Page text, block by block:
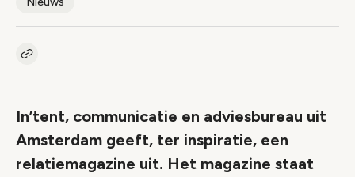
Kopieer link naar artikel
In’tent, communicatie en adviesbureau uit
Amsterdam geeft, ter inspiratie, een
relatiemagazine uit. Het magazine staat